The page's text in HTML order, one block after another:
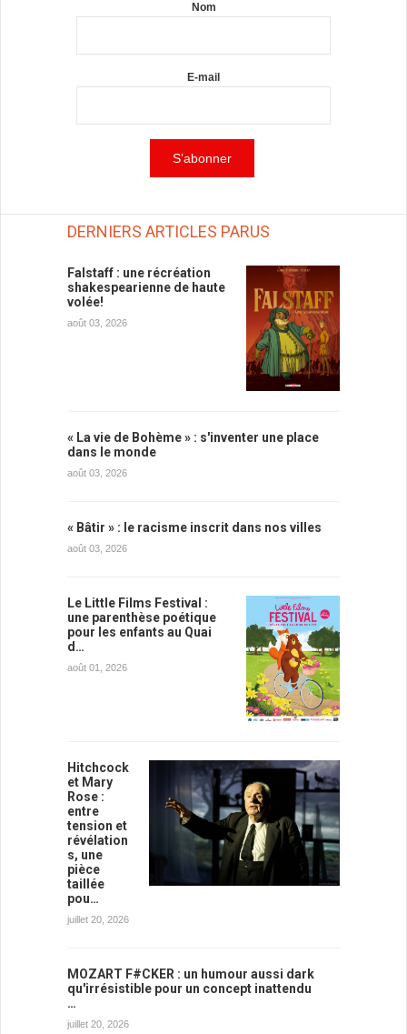
Nom
E-mail
DERNIERS ARTICLES PARUS
Falstaff : une récréation
shakespearienne de haute
volée!
août 03, 2026
« La vie de Bohème » : s'inventer une place
dans le monde
août 03, 2026
« Bâtir » : le racisme inscrit dans nos villes
août 03, 2026
Le Little Films Festival :
une parenthèse poétique
pour les enfants au Quai
d…
août 01, 2026
Hitchcock
et Mary
Rose :
entre
tension et
révélation
s, une
pièce
taillée
pou…
juillet 20, 2026
MOZART F#CKER : un humour aussi dark
qu'irrésistible pour un concept inattendu
…
juillet 20, 2026